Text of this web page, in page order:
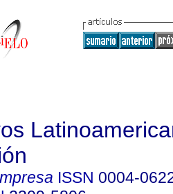
ISSN 0004-